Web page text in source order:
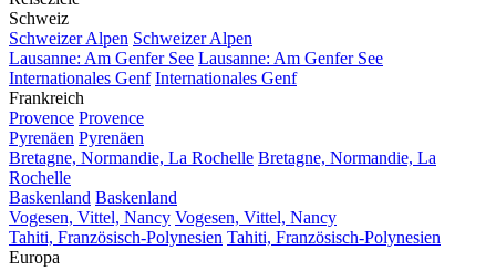
Schweiz
Schweizer Alpen Schweizer Alpen
Lausanne: Am Genfer See Lausanne: Am Genfer See
Internationales Genf Internationales Genf
Frankreich
Provence Provence
Pyrenäen Pyrenäen
Bretagne, Normandie, La Rochelle Bretagne, Normandie, La
Rochelle
Baskenland Baskenland
Vogesen, Vittel, Nancy Vogesen, Vittel, Nancy
Tahiti, Französisch-Polynesien Tahiti, Französisch-Polynesien
Europa